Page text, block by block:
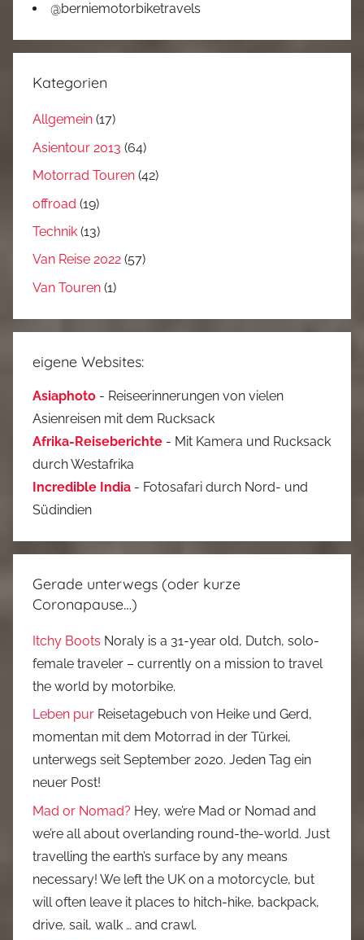
@berniemotorbiketravels
Kategorien
Allgemein (17)
Asientour 2013 (64)
Motorrad Touren (42)
offroad (19)
Technik (13)
Van Reise 2022 (57)
Van Touren (1)
eigene Websites:
Asiaphoto - Reiseerinnerungen von vielen
Asienreisen mit dem Rucksack
Afrika-Reiseberichte - Mit Kamera und Rucksack
durch Westafrika
Incredible India - Fotosafari durch Nord- und
Südindien
Gerade unterwegs (oder kurze
Coronapause…)
Itchy Boots Noraly is a 31-year old, Dutch, solo-
female traveler – currently on a mission to travel
the world by motorbike.
Leben pur Reisetagebuch von Heike und Gerd,
momentan mit dem Motorrad in der Türkei,
unterwegs seit September 2020. Jeden Tag ein
neuer Post!
Mad or Nomad? Hey, we’re Mad or Nomad and
we’re all about overlanding round-the-world. Just
travelling the earth’s surface by any means
necessary! We left the UK on a motorcycle, but
will often leave it places to hitch-hike, backpack,
drive, sail, walk … and crawl.